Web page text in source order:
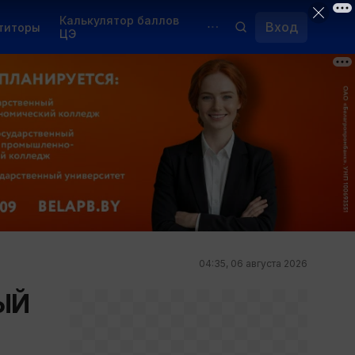
Калькулятор баллов
ЦЭ
Курсы
Переподготовка
Вход
04:35, 06 августа 2026